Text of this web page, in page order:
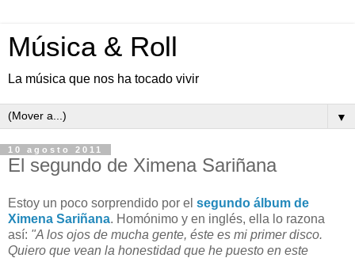
Música & Roll
La música que nos ha tocado vivir
▼
10 agosto 2011
El segundo de Ximena Sariñana
Estoy un poco sorprendido por el segundo álbum de
Ximena Sariñana. Homónimo y en inglés, ella lo razona
así: "A los ojos de mucha gente, éste es mi primer disco.
Quiero que vean la honestidad que he puesto en este